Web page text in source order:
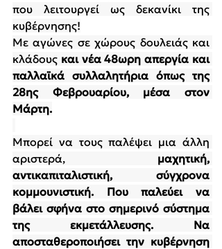
που λειτουργεί ως δεκανίκι της
κυβέρνησης!
Με αγώνες σε χώρους δουλειάς και
κλάδους και νέα 48ωρη απεργία και
παλλαϊκά συλλαλητήρια όπως της
28ης Φεβρουαρίου, μέσα στον
Μάρτη.
Μπορεί να τους παλέψει μια άλλη
αριστερά, μαχητική,
αντικαπιταλιστική, σύγχρονα
κομμουνιστική. Που παλεύει να
βάλει σφήνα στο σημερινό σύστημα
της εκμετάλλευσης. Να
αποσταθεροποιήσει την κυβέρνηση